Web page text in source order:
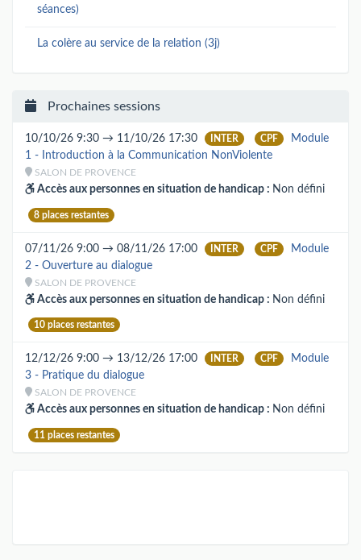
séances)
La colère au service de la relation (3j)
Prochaines sessions
10/10/26 9:30 → 11/10/26 17:30 INTER CPF
Module
1 - Introduction à la Communication NonViolente
SALON DE PROVENCE
Accès aux personnes en situation de handicap : Non défini
8 places restantes
07/11/26 9:00 → 08/11/26 17:00 INTER CPF
Module
2 - Ouverture au dialogue
SALON DE PROVENCE
Accès aux personnes en situation de handicap : Non défini
10 places restantes
12/12/26 9:00 → 13/12/26 17:00 INTER CPF
Module
3 - Pratique du dialogue
SALON DE PROVENCE
Accès aux personnes en situation de handicap : Non défini
11 places restantes